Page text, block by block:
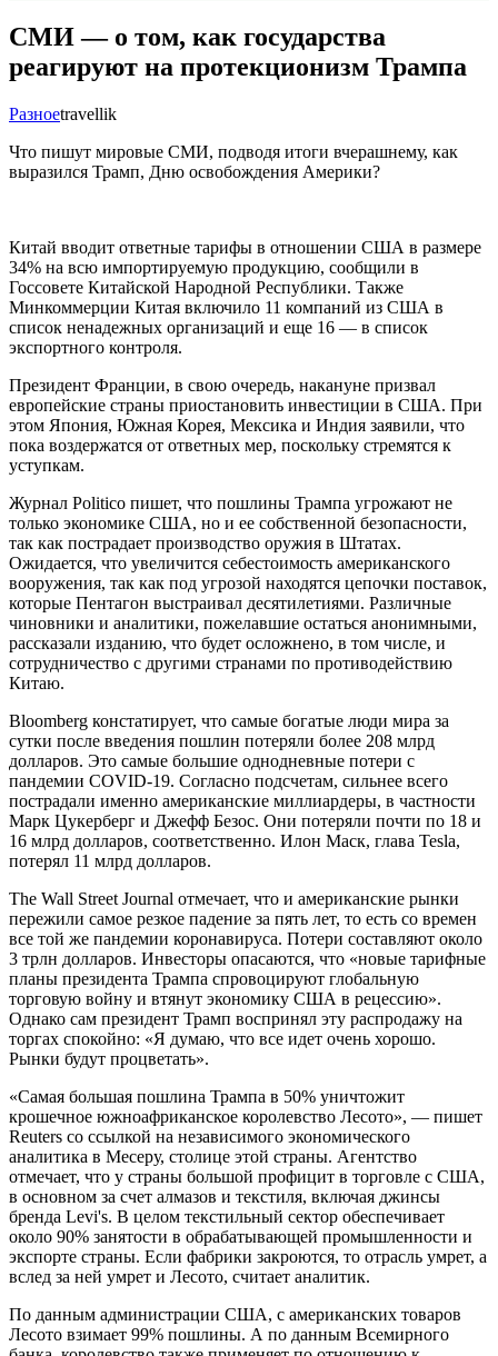
СМИ — о том, как государства
реагируют на протекционизм Трампа
Разноеtravellik
Что пишут мировые СМИ, подводя итоги вчерашнему, как
выразился Трамп, Дню освобождения Америки?
Китай вводит ответные тарифы в отношении США в размере
34% на всю импортируемую продукцию, сообщили в
Госсовете Китайской Народной Республики. Также
Минкоммерции Китая включило 11 компаний из США в
список ненадежных организаций и еще 16 — в список
экспортного контроля.
Президент Франции, в свою очередь, накануне призвал
европейские страны приостановить инвестиции в США. При
этом Япония, Южная Корея, Мексика и Индия заявили, что
пока воздержатся от ответных мер, поскольку стремятся к
уступкам.
Журнал Politico пишет, что пошлины Трампа угрожают не
только экономике США, но и ее собственной безопасности,
так как пострадает производство оружия в Штатах.
Ожидается, что увеличится себестоимость американского
вооружения, так как под угрозой находятся цепочки поставок,
которые Пентагон выстраивал десятилетиями. Различные
чиновники и аналитики, пожелавшие остаться анонимными,
рассказали изданию, что будет осложнено, в том числе, и
сотрудничество с другими странами по противодействию
Китаю.
Bloomberg констатирует, что самые богатые люди мира за
сутки после введения пошлин потеряли более 208 млрд
долларов. Это самые большие однодневные потери с
пандемии COVID-19. Согласно подсчетам, сильнее всего
пострадали именно американские миллиардеры, в частности
Марк Цукерберг и Джефф Безос. Они потеряли почти по 18 и
16 млрд долларов, соответственно. Илон Маск, глава Tesla,
потерял 11 млрд долларов.
The Wall Street Journal отмечает, что и американские рынки
пережили самое резкое падение за пять лет, то есть со времен
все той же пандемии коронавируса. Потери составляют около
3 трлн долларов. Инвесторы опасаются, что «новые тарифные
планы президента Трампа спровоцируют глобальную
торговую войну и втянут экономику США в рецессию».
Однако сам президент Трамп воспринял эту распродажу на
торгах спокойно: «Я думаю, что все идет очень хорошо.
Рынки будут процветать».
«Самая большая пошлина Трампа в 50% уничтожит
крошечное южноафриканское королевство Лесото», — пишет
Reuters со ссылкой на независимого экономического
аналитика в Месеру, столице этой страны. Агентство
отмечает, что у страны большой профицит в торговле с США,
в основном за счет алмазов и текстиля, включая джинсы
бренда Levi's. В целом текстильный сектор обеспечивает
около 90% занятости в обрабатывающей промышленности и
экспорте страны. Если фабрики закроются, то отрасль умрет, а
вслед за ней умрет и Лесото, считает аналитик.
По данным администрации США, с американских товаров
Лесото взимает 99% пошлины. А по данным Всемирного